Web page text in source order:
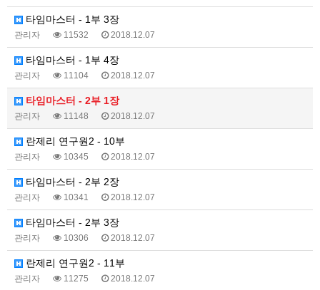
타임마스터 - 1부 3장
관리자 11532 2018.12.07
타임마스터 - 1부 4장
관리자 11104 2018.12.07
타임마스터 - 2부 1장
관리자 11148 2018.12.07
란제리 연구원2 - 10부
관리자 10345 2018.12.07
타임마스터 - 2부 2장
관리자 10341 2018.12.07
타임마스터 - 2부 3장
관리자 10306 2018.12.07
란제리 연구원2 - 11부
관리자 11275 2018.12.07